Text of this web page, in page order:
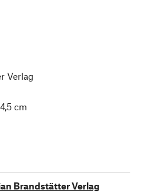
Verlag
cm
Brandstätter Verlag